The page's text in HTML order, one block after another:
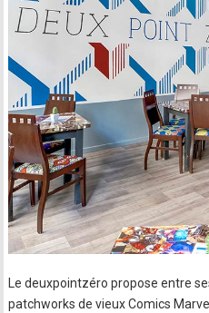
Le deuxpointzéro propose entre
patchworks de vieux Comics